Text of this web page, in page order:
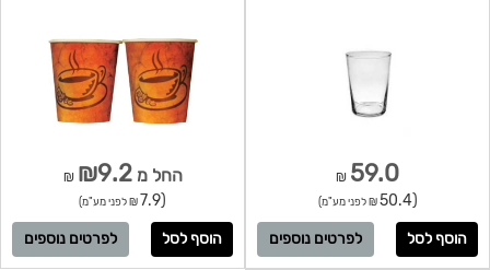
59.0
₪
(50.4 ₪ לפני מע"מ)
לפרטים נוספים
החל מ₪9.2
₪
(7.9 ₪ לפני מע"מ)
לפרטים נוספים